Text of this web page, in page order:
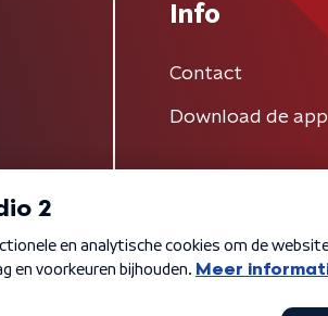
Info
Contact
Download de app
Privacybeleid